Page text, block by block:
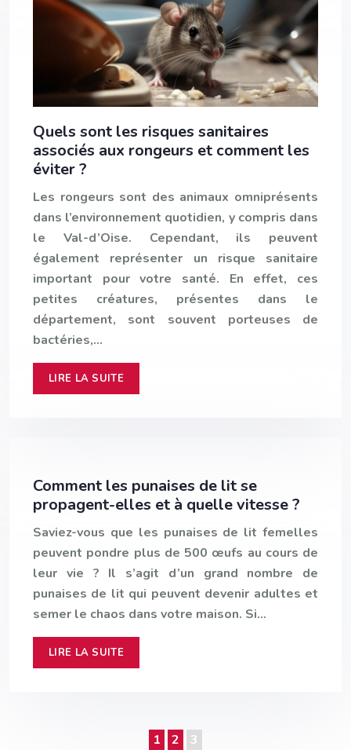
Quels sont les risques sanitaires
associés aux rongeurs et comment les
éviter ?
Les rongeurs sont des animaux omniprésents
dans l’environnement quotidien, y compris dans
le Val-d’Oise. Cependant, ils peuvent
également représenter un risque sanitaire
important pour votre santé. En effet, ces
petites créatures, présentes dans le
département, sont souvent porteuses de
bactéries,…
LIRE LA SUITE
Comment les punaises de lit se
propagent-elles et à quelle vitesse ?
Saviez-vous que les punaises de lit femelles
peuvent pondre plus de 500 œufs au cours de
leur vie ? Il s’agit d’un grand nombre de
punaises de lit qui peuvent devenir adultes et
semer le chaos dans votre maison. Si…
LIRE LA SUITE
1 2 3